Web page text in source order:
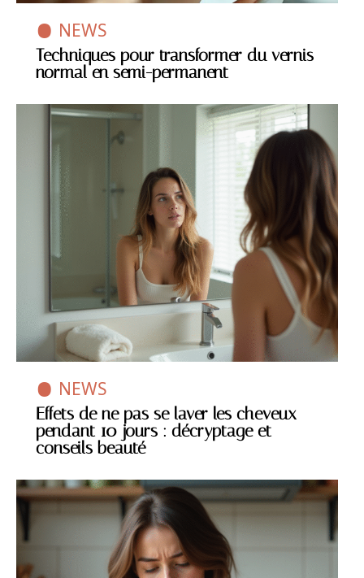
NEWS
Techniques pour transformer du vernis
normal en semi-permanent
NEWS
Effets de ne pas se laver les cheveux
pendant 10 jours : décryptage et
conseils beauté